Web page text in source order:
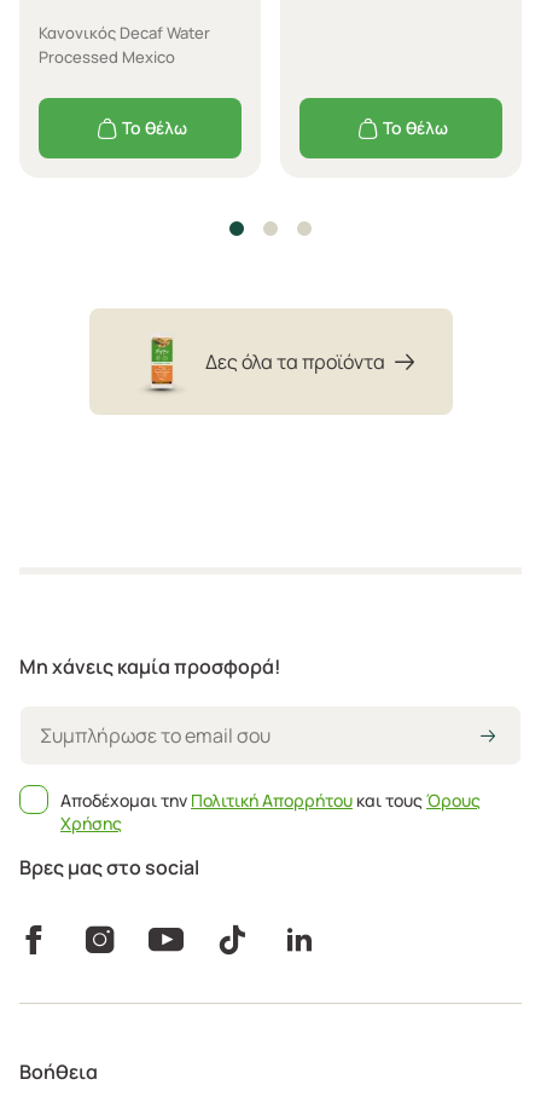
Κανονικός Decaf Water
Processed Mexico
Το θέλω Το θέλω
Δες όλα τα προϊόντα
Μη χάνεις καμία προσφορά!
Αποδέχομαι την Πολιτική Απορρήτου και τουςΌρους
Χρήσης
Βρες μας στο social
Βοήθεια